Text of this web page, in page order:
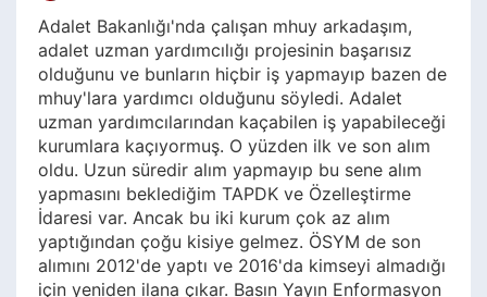
Adalet Bakanlığı'nda çalışan mhuy arkadaşım,
adalet uzman yardımcılığı projesinin başarısız
olduğunu ve bunların hiçbir iş yapmayıp bazen de
mhuy'lara yardımcı olduğunu söyledi. Adalet
uzman yardımcılarından kaçabilen iş yapabileceği
kurumlara kaçıyormuş. O yüzden ilk ve son alım
oldu. Uzun süredir alım yapmayıp bu sene alım
yapmasını beklediğim TAPDK ve Özelleştirme
İdaresi var. Ancak bu iki kurum çok az alım
yaptığından çoğu kisiye gelmez. ÖSYM de son
alımını 2012'de yaptı ve 2016'da kimseyi almadığı
için yeniden ilana çıkar. Basın Yayın Enformasyon